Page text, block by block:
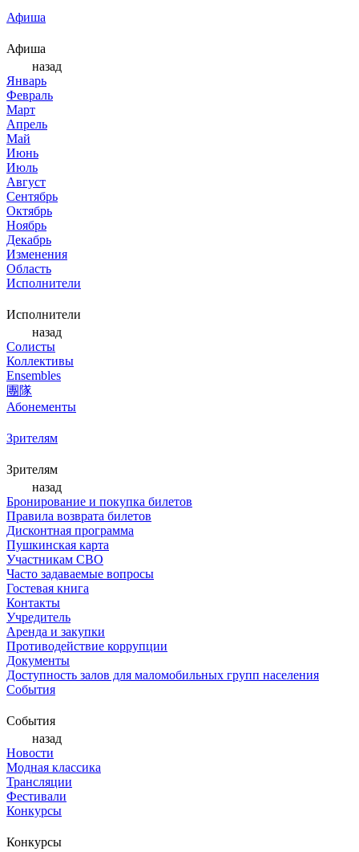
Афиша
Афиша
назад
Январь
Февраль
Март
Апрель
Май
Июнь
Июль
Август
Сентябрь
Октябрь
Ноябрь
Декабрь
Изменения
Область
Исполнители
Исполнители
назад
Солисты
Коллективы
Ensembles
團隊
Абонементы
Зрителям
Зрителям
назад
Бронирование и покупка билетов
Правила возврата билетов
Дисконтная программа
Пушкинская карта
Участникам СВО
Часто задаваемые вопросы
Гостевая книга
Контакты
Учредитель
Аренда и закупки
Противодействие коррупции
Документы
Доступность залов для маломобильных групп населения
События
События
назад
Новости
Модная классика
Трансляции
Фестивали
Конкурсы
Конкурсы